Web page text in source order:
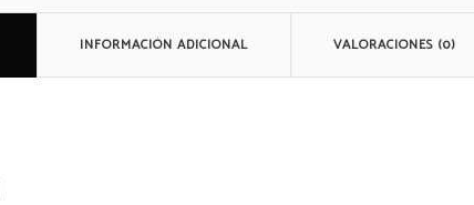
INFORMACIÓN ADICIONAL VALORACIONES (0)